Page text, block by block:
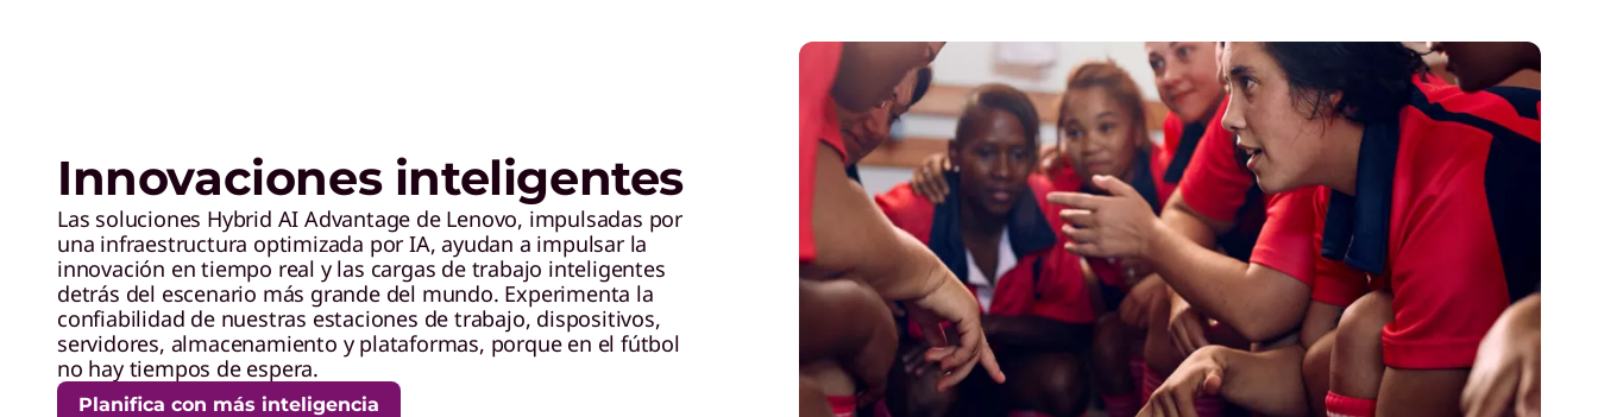
Innovaciones inteligentes
Las soluciones Hybrid AI Advantage de Lenovo, impulsadas por
una infraestructura optimizada por IA, ayudan a impulsar la
innovación en tiempo real y las cargas de trabajo inteligentes
detrás del escenario más grande del mundo. Experimenta la
confiabilidad de nuestras estaciones de trabajo, dispositivos,
servidores, almacenamiento y plataformas, porque en el fútbol
no hay tiempos de espera.
Planifica con más inteligencia